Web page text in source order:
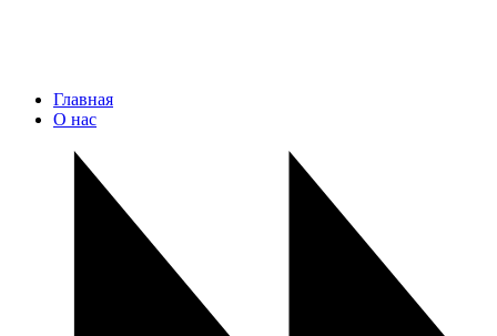
Главная
О нас